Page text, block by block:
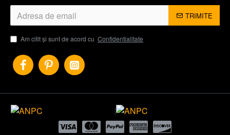
TRIMITE
Am citit şi sunt de acord cu Confidentialitate
|